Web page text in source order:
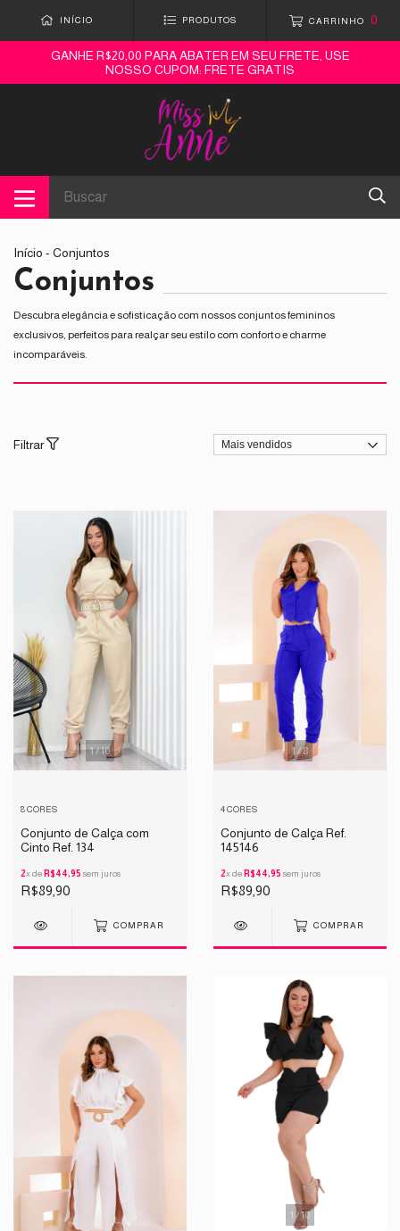
INÍCIO PRODUTOS CARRINHO 0
GANHE R$20,00 PARA ABATER EM SEU FRETE, USE
NOSSO CUPOM: FRETE GRATIS
Início - Conjuntos
Conjuntos
Descubra elegância e sofisticação com nossos conjuntos femininos
exclusivos, perfeitos para realçar seu estilo com conforto e charme
incomparáveis.
Filtrar
1/10
8 CORES
Conjunto de Calça com
Cinto Ref. 134
2x de R$44,95 sem juros
R$89,90
COMPRAR
1 /8
4 CORES
Conjunto de Calça Ref.
145146
2x de R$44,95 sem juros
R$89,90
COMPRAR
1 /10